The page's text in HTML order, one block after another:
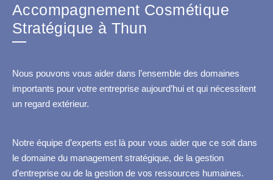
Accompagnement Cosmétique
Stratégique à Thun
Nous pouvons vous aider dans l’ensemble des domaines
importants pour votre entreprise aujourd’hui et qui nécessitent
un regard extérieur.
Notre équipe d’experts est là pour vous aider que ce soit dans
le domaine du management stratégique, de la gestion
d’entreprise ou de la gestion de vos ressources humaines.